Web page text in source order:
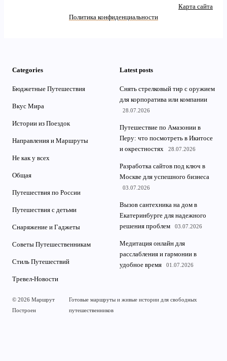
Карта сайта
Политика конфиденциальности
Categories
Бюджетные Путешествия
Вкус Мира
Истории из Поездок
Направления и Маршруты
Не как у всех
Общая
Путешествия по России
Путешествия с детьми
Снаряжение и Гаджеты
Советы Путешественникам
Стиль Путешествий
Тревел-Новости
Latest posts
Снять стрелковый тир с оружием
для корпоратива или компании
28.07.2026
Путешествие по Амазонии в
Перу: что посмотреть в Икитосе
и окрестностях
28.07.2026
Разработка сайтов под ключ в
Москве для успешного бизнеса
03.07.2026
Вызов сантехника на дом в
Екатеринбурге для надежного
решения проблем
03.07.2026
Медитация онлайн для
расслабления и гармонии в
удобное время
01.07.2026
© 2026 Маршрут
Построен
Готовые маршруты и живые истории для свободных
путешественников